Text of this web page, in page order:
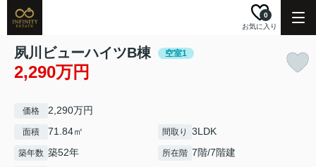
お気に入り
0
夙川ビューハイツB棟 空室1
2,290万円
価格 2,290万円
面積 71.84㎡ 間取り 3LDK
築年数 築52年 所在階 7階/7階建